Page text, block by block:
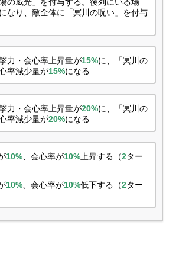
なり、敵全体に「冥川の呪い」を付与
力・会心率上昇量が15%に、「冥川の
率減少量が15%になる
力・会心率上昇量が20%に、「冥川の
率減少量が20%になる
10% 、会心率が10% 上昇する（2ター
10% 、会心率が10%低下する（2ター